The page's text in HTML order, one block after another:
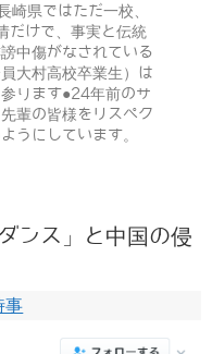
県ではただ一校、
だけで、事実と伝統
中傷がなされている
大村高校卒業生）は
ります●24年前のサ
輩の皆様をリスペク
うにしています。
ンス」と中国の侵
事